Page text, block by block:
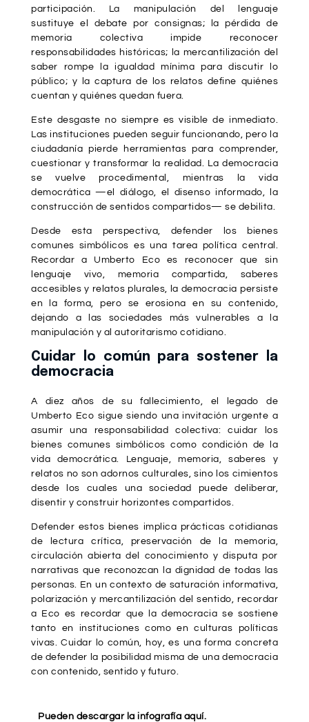
participación. La manipulación del lenguaje
sustituye el debate por consignas; la pérdida de
memoria colectiva impide reconocer
responsabilidades históricas; la mercantilización del
saber rompe la igualdad mínima para discutir lo
público; y la captura de los relatos define quiénes
cuentan y quiénes quedan fuera.
Este desgaste no siempre es visible de inmediato.
Las instituciones pueden seguir funcionando, pero la
ciudadanía pierde herramientas para comprender,
cuestionar y transformar la realidad. La democracia
se vuelve procedimental, mientras la vida
democrática —el diálogo, el disenso informado, la
construcción de sentidos compartidos— se debilita.
Desde esta perspectiva, defender los bienes
comunes simbólicos es una tarea política central.
Recordar a Umberto Eco es reconocer que sin
lenguaje vivo, memoria compartida, saberes
accesibles y relatos plurales, la democracia persiste
en la forma, pero se erosiona en su contenido,
dejando a las sociedades más vulnerables a la
manipulación y al autoritarismo cotidiano.
Cuidar lo común para sostener la
democracia
A diez años de su fallecimiento, el legado de
Umberto Eco sigue siendo una invitación urgente a
asumir una responsabilidad colectiva: cuidar los
bienes comunes simbólicos como condición de la
vida democrática. Lenguaje, memoria, saberes y
relatos no son adornos culturales, sino los cimientos
desde los cuales una sociedad puede deliberar,
disentir y construir horizontes compartidos.
Defender estos bienes implica prácticas cotidianas
de lectura crítica, preservación de la memoria,
circulación abierta del conocimiento y disputa por
narrativas que reconozcan la dignidad de todas las
personas. En un contexto de saturación informativa,
polarización y mercantilización del sentido, recordar
a Eco es recordar que la democracia se sostiene
tanto en instituciones como en culturas políticas
vivas. Cuidar lo común, hoy, es una forma concreta
de defender la posibilidad misma de una democracia
con contenido, sentido y futuro.
Pueden descargar la infografía aquí.